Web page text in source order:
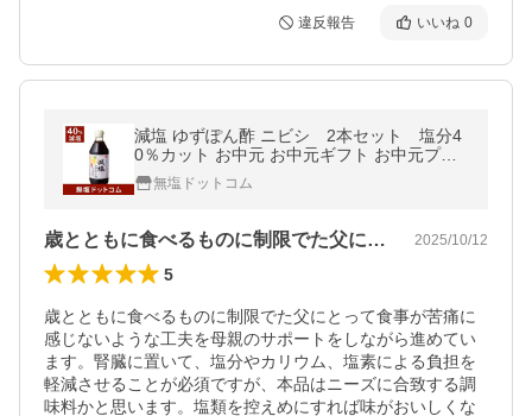
違反報告 いいね 0
減塩 ゆずぽん酢 ニビシ 2本セット 塩分4
0％カット お中元 お中元ギフト お中元プレ
ゼント
無塩ドットコム
歳とともに食べるものに制限でた父にとっ… 2025/10/12
5
歳とともに食べるものに制限でた父にとって食事が苦痛に
感じないような工夫を母親のサポートをしながら進めてい
ます。腎臓に置いて、塩分やカリウム、塩素による負担を
軽減させることが必須ですが、本品はニーズに合致する調
味料かと思います。塩類を控えめにすれば味がおいしくな